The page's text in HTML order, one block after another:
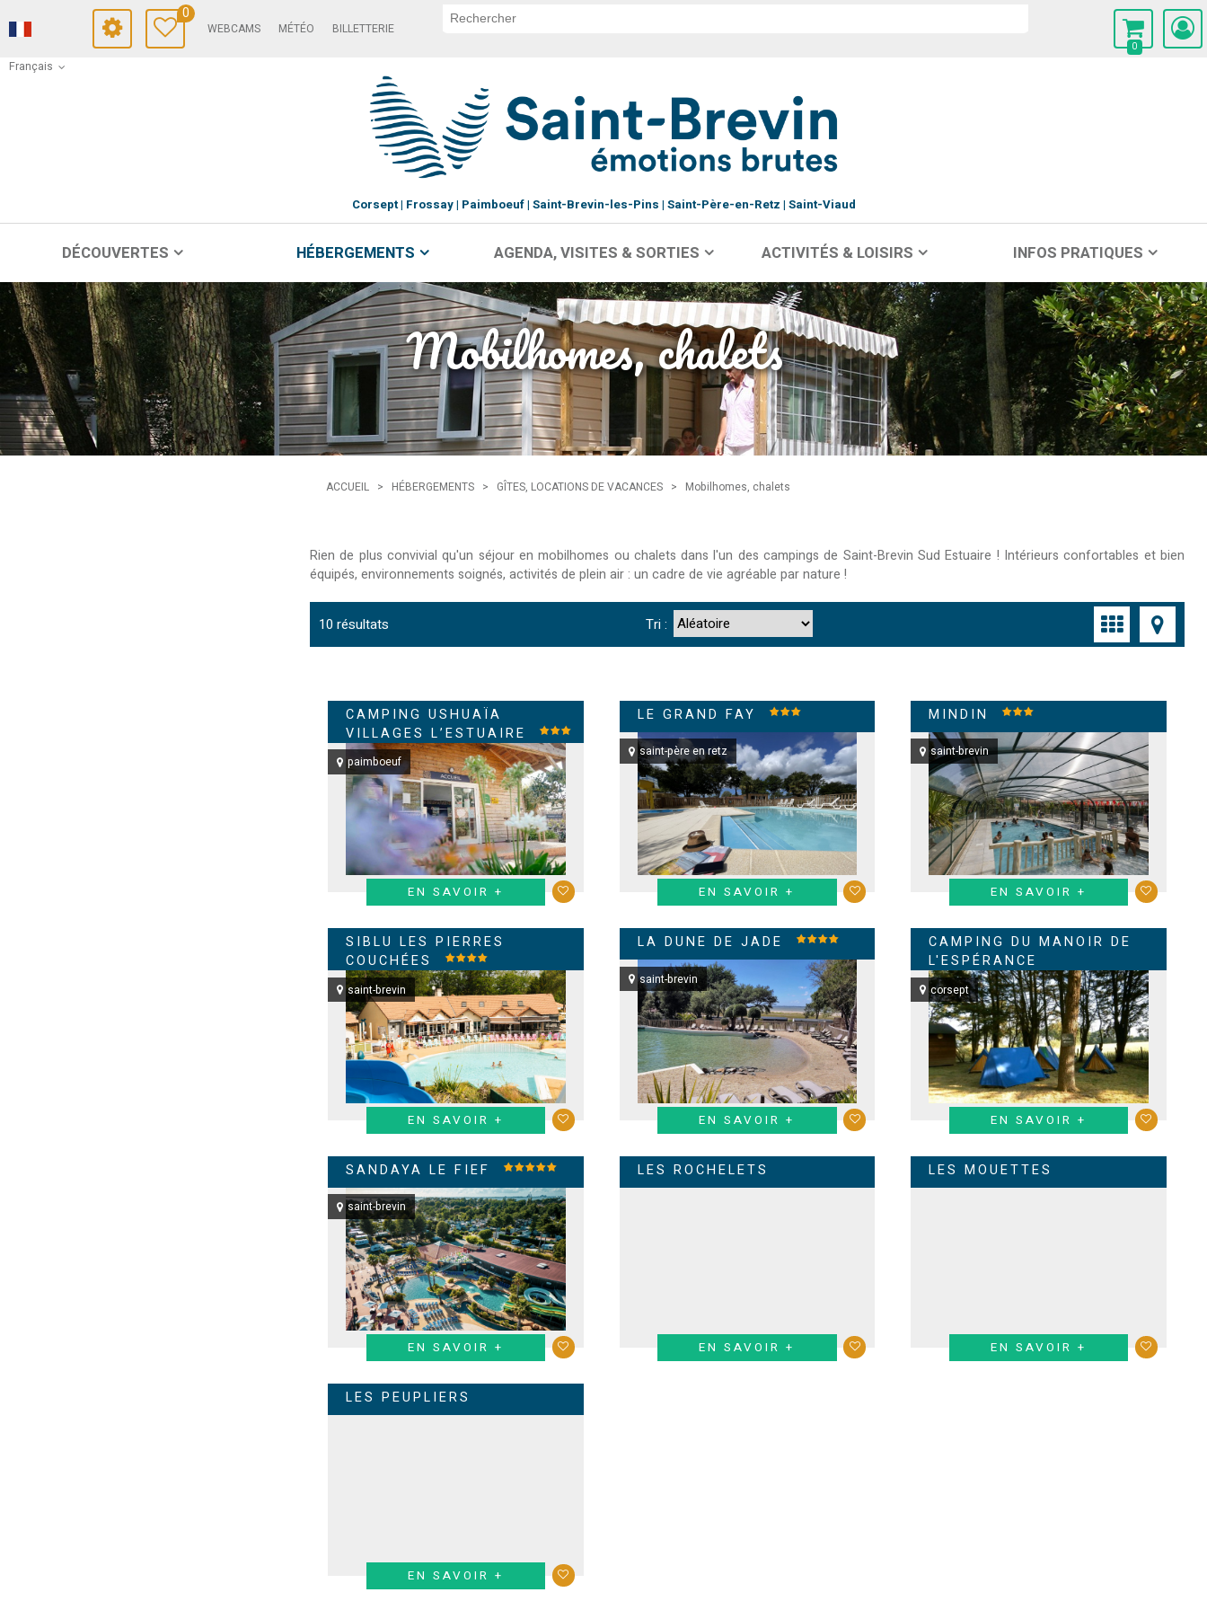
Français
0
WEBCAMS MÉTÉO BILLETTERIE
0
Corsept Frossay Paimboeuf Saint-Brevin-les-Pins Saint-Père-en-Retz Saint-Viaud
DÉCOUVERTES HÉBERGEMENTS AGENDA, VISITES & SORTIES ACTIVITÉS & LOISIRS INFOS PRATIQUES
ACCUEIL > HÉBERGEMENTS > GÎTES, LOCATIONS DE VACANCES > Mobilhomes, chalets
Mobilhomes, chalets
Rien de plus convivial qu'un séjour en mobilhomes ou chalets dans l'un des campings de Saint-Brevin Sud Estuaire ! Intérieurs confortables et bien
équipés, environnements soignés, activités de plein air : un cadre de vie agréable par nature !
10résultats Tri :
CAMPING USHUAÏA
VILLAGES L’ESTUAIRE
paimboeuf
EN SAVOIR +
LE GRAND FAY
saint-père en retz
EN SAVOIR +
MINDIN
saint-brevin
EN SAVOIR +
SIBLU LES PIERRES
COUCHÉES
saint-brevin
EN SAVOIR +
LA DUNE DE JADE
saint-brevin
EN SAVOIR +
CAMPING DU MANOIR DE
L'ESPÉRANCE
corsept
EN SAVOIR +
SANDAYA LE FIEF
saint-brevin
EN SAVOIR +
LES ROCHELETS
EN SAVOIR +
LES MOUETTES
EN SAVOIR +
LES PEUPLIERS
EN SAVOIR +